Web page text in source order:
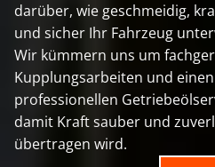
darüber, wie geschmeidig,
und sicher Ihr Fahrzeug
Wir kümmern uns um
Kupplungsarbeiten und einen
professionellen
damit Kraft sauber und
übertragen wird.